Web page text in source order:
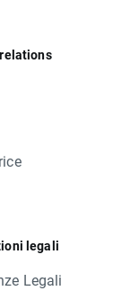
legali
Legali